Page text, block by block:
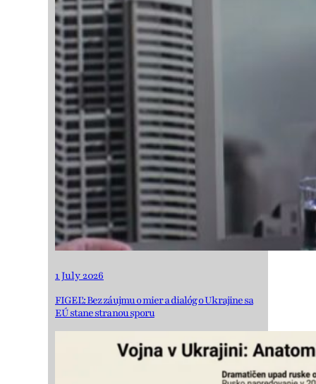
1 July 2026
FIGEĽ: Bez záujmu o mier a dialóg o Ukrajine sa
EÚ stane stranou sporu